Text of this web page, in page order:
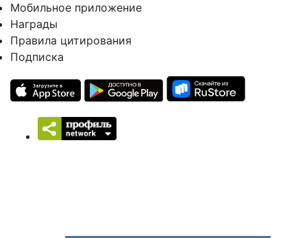
Мобильное приложение
Награды
Правила цитирования
Подписка